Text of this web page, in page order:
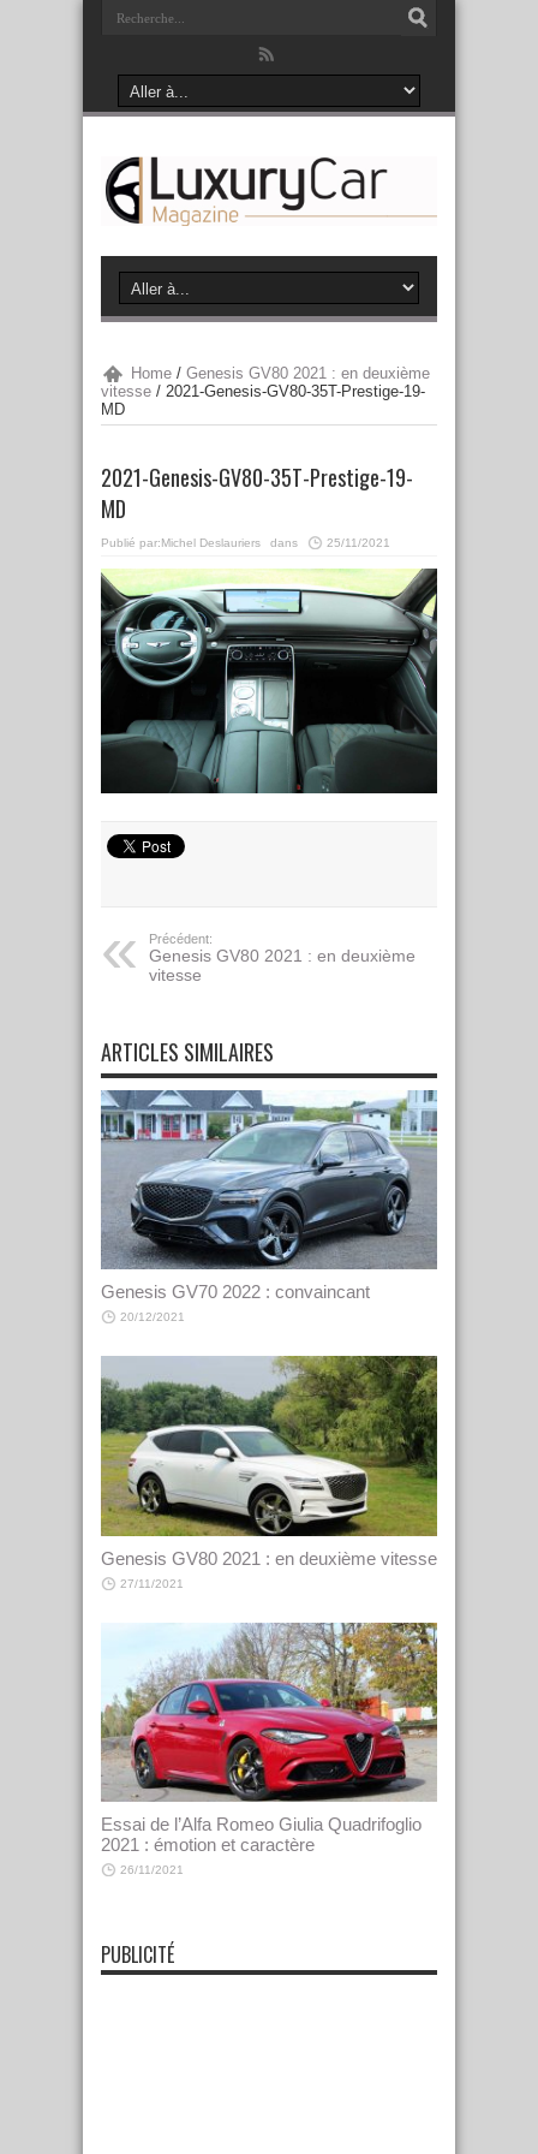
Home / Genesis GV80 2021 : en deuxième
vitesse / 2021-Genesis-GV80-35T-Prestige-19-
MD
2021-Genesis-GV80-35T-Prestige-19-
MD
Publié par:Michel Deslauriers dans 25/11/2021
Précédent:
Genesis GV80 2021 : en deuxième
vitesse
ARTICLES SIMILAIRES
Genesis GV70 2022 : convaincant
20/12/2021
Genesis GV80 2021 : en deuxième vitesse
27/11/2021
Essai de l’Alfa Romeo Giulia Quadrifoglio
2021 : émotion et caractère
26/11/2021
PUBLICITÉ